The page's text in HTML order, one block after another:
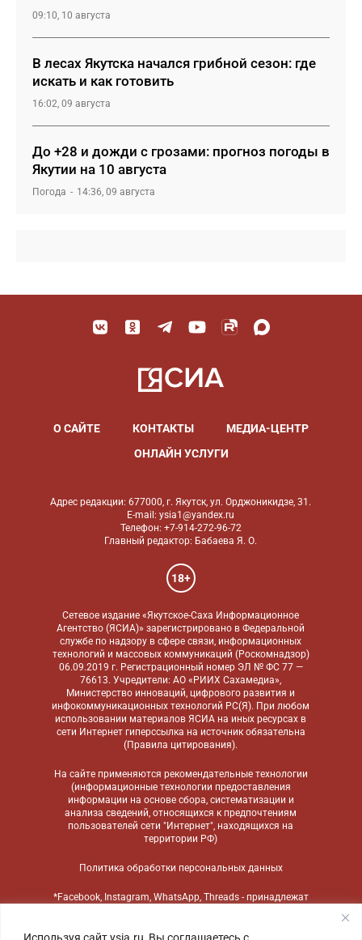
Используя сайт ysia.ru, Вы соглашаетесь с
09:10, 10 августа
В лесах Якутска начался грибной сезон: где
искать и как готовить
16:02, 09 августа
До +28 и дожди с грозами: прогноз погоды в
Якутии на 10 августа
Погода 14:36, 09 августа
О САЙТЕ КОНТАКТЫ
МЕДИА-ЦЕНТР
ОНЛАЙН УСЛУГИ
Адрес редакции: 677000, г. Якутск, ул. Орджоникидзе, 31.
E-mail: ysia1@yandex.ru
Телефон: +7-914-272-96-72
Главный редактор: Бабаева Я. О.
18+
Сетевое издание «Якутское-Саха Информационное
Агентство (ЯСИА)» зарегистрировано в Федеральной
службе по надзору в сфере связи, информационных
технологий и массовых коммуникаций (Роскомнадзор)
06.09.2019 г. Регистрационный номер ЭЛ № ФС 77 —
76613. Учредители: АО «РИИХ Сахамедиа»,
Министерство инноваций, цифрового развития и
инфокоммуникационных технологий РС(Я). При любом
использовании материалов ЯСИА на иных ресурсах в
сети Интернет гиперссылка на источник обязательна
(Правила цитирования).
На сайте применяются рекомендательные технологии
(информационные технологии предоставления
информации на основе сбора, систематизации и
анализа сведений, относящихся к предпочтениям
пользователей сети "Интернет", находящихся на
территории РФ)
Политика обработки персональных данных
*Facebook, Instagram, WhatsApp, Threads - принадлежат